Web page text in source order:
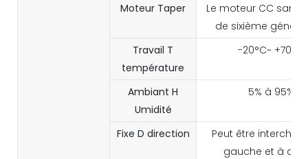
Moteur Taper
Le moteur CC sans
de sixième
Travail T
température
-20°C~ +70°C
Ambiant H
Umidité
5% à 95%
Fixe D direction
Peut être
gauche et à